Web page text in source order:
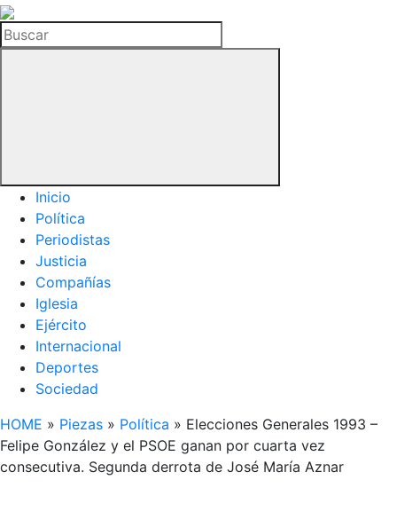
La
Hemeroteca
del
Buscar
Inicio
Política
Periodistas
Justicia
Compañías
Iglesia
Ejército
Internacional
Deportes
Sociedad
HOME » Piezas » Política » Elecciones Generales 1993 –
Felipe González y el PSOE ganan por cuarta vez
consecutiva. Segunda derrota de José María Aznar